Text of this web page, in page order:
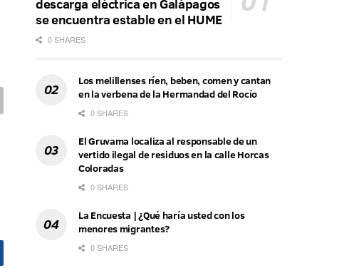
descarga eléctrica en Galápagos
se encuentra estable en el HUME
0 SHARES
Los melillenses ríen, beben, comen y cantan
en la verbena de la Hermandad del Rocío
0 SHARES
El Gruvama localiza al responsable de un
vertido ilegal de residuos en la calle Horcas
Coloradas
0 SHARES
La Encuesta | ¿Qué haría usted con los
menores migrantes?
0 SHARES